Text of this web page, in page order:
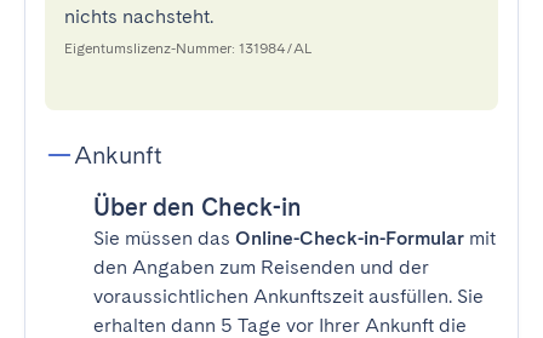
nichts nachsteht.
Eigentumslizenz-Nummer: 131984/AL
Ankunft
Über den Check-in
Sie müssen das Online-Check-in-Formular mit
den Angaben zum Reisenden und der
voraussichtlichen Ankunftszeit ausfüllen. Sie
erhalten dann 5 Tage vor Ihrer Ankunft die